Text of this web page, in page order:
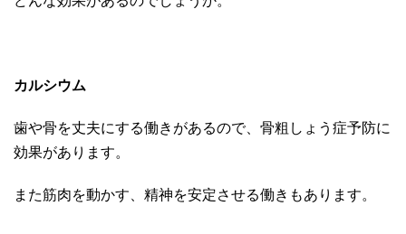
カルシウム
歯や骨を丈夫にする働きがあるので、骨粗しょう症予防に
効果があります。
また筋肉を動かす、精神を安定させる働きもあります。